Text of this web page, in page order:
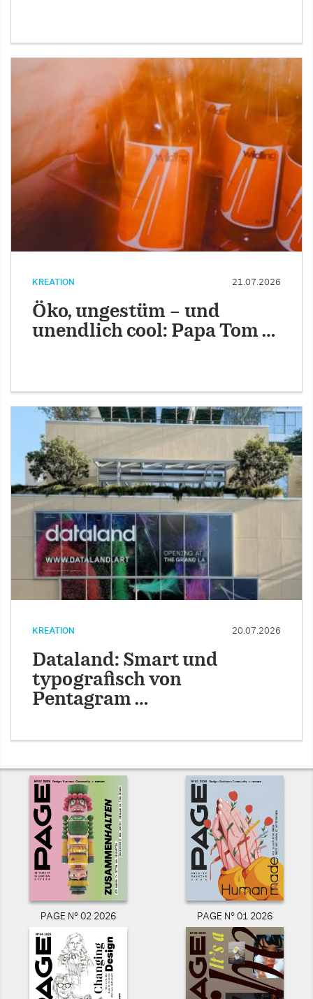
KREATION 21.07.2026
Öko, ungestüm – und
unendlich cool: Papa Tom …
KREATION 20.07.2026
Dataland: Smart und
typografisch von
Pentagram …
PAGE N° 02 2026 PAGE N° 01 2026